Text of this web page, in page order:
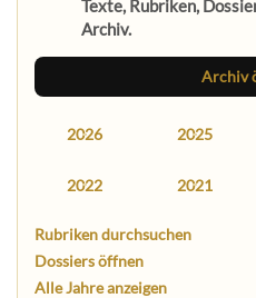
Texte, Rubriken,
Archiv.
Archiv
2026 2025
2022 2021
Rubriken durchsuchen
Dossiers öffnen
Alle Jahre anzeigen